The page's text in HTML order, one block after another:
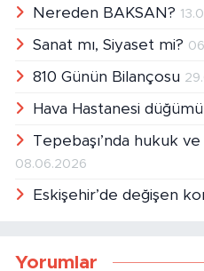
Nereden BAKSAN?
Sanat mı, Siyaset mi?
810 Günün Bilançosu
Hava Hastanesi
Tepebaşı’nda hukuk
08.06.2026
Eskişehir’de değişen
Yorumlar